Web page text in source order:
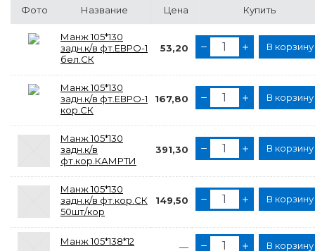
Фото Название Цена Купить
Манж 105*130
задн.к/в фт.ЕВРО-1
бел.СК
53,20 В корзину
Манж 105*130
задн.к/в фт.ЕВРО-1
кор.СК
167,80 В корзину
Манж 105*130
задн.к/в
фт.кор.КАМРТИ
391,30 В корзину
Манж 105*130
задн.к/в фт.кор.СК
50шт/кор
149,50 В корзину
Манж 105*138*12
— В корзину